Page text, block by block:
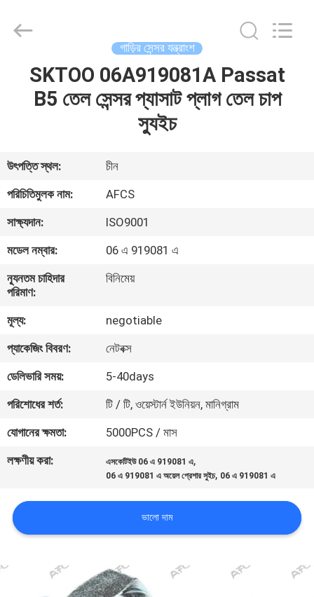
ভিডিও
সম্পর্কে
কারখানা
মান
নিয়ন্ত্রণ
যোগাযোগ
খবর
PARTS
Reserved.
গাড়ির সেন্সর যন্ত্রাংশ
SKTOO 06A919081A Passat
B5 তেল সেন্সর প্যাসাট প্লাগ তেল চাপ
স্যুইচ
উৎপত্তি স্থল:
চীন
পরিচিতিমুলক নাম:
AFCS
সাক্ষ্যদান:
ISO9001
মডেল নম্বার:
06 এ 919081 এ
ন্যূনতম চাহিদার
পরিমাণ:
বিনিমেয়
মূল্য:
negotiable
প্যাকেজিং বিবরণ:
নেটবক্স
ডেলিভারি সময়:
5-40days
পরিশোধের শর্ত:
টি / টি, ওয়েস্টার্ন ইউনিয়ন, মানিগ্রাম
যোগানের ক্ষমতা:
5000PCS / মাস
লক্ষণীয় করা:
এসকেটিইউ 06 এ 919081 এ,
06 এ 919081 এ অয়েল প্রেশার সুইচ, 06 এ 919081 এ
ভালো দাম